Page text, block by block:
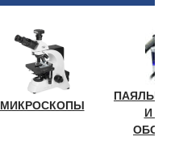
МИКРОСКОПЫ
И